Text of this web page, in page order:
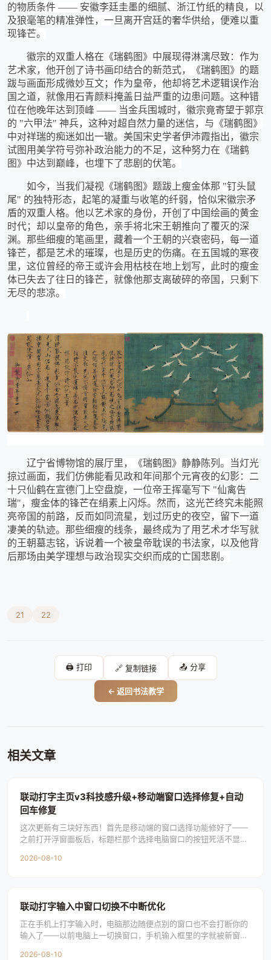
的物质条件 —— 安徽李廷圭墨的细腻、浙江竹纸的精良，以
及狼毫笔的精准弹性，一旦离开宫廷的奢华供给，便难以重
现锋芒。
徽宗的双重人格在《瑞鹤图》中展现得淋漓尽致：作为
艺术家，他开创了诗书画印结合的新范式，《瑞鹤图》的题
跋与画面形成微妙互文；作为皇帝，他却将艺术逻辑误作治
国之道，就像用石青颜料掩盖日益严重的边患问题。这种错
位在他晚年达到顶峰 —— 当金兵围城时，徽宗竟寄望于郭京
的 "六甲法" 神兵，这种对超自然力量的迷信，与《瑞鹤图》
中对祥瑞的痴迷如出一辙。美国宋史学者伊沛霞指出，徽宗
试图用美学符号弥补政治能力的不足，这种努力在《瑞鹤
图》中达到巅峰，也埋下了悲剧的伏笔。
如今，当我们凝视《瑞鹤图》题跋上瘦金体那 "钉头鼠
尾" 的独特形态，起笔的凝重与收笔的纤弱，恰似宋徽宗矛
盾的双重人格。他以艺术家的身份，开创了中国绘画的黄金
时代；却以皇帝的角色，亲手将北宋王朝推向了覆灭的深
渊。那些细瘦的笔画里，藏着一个王朝的兴衰密码，每一道
锋芒，都是艺术的璀璨，也是历史的伤痛。在五国城的寒夜
里，这位曾经的帝王或许会用枯枝在地上划写，此时的瘦金
体已失去了往日的锋芒，就像他那支离破碎的帝国，只剩下
无尽的悲凉。
辽宁省博物馆的展厅里，《瑞鹤图》静静陈列。当灯光
掠过画面，我们仿佛能看见政和年间那个元宵夜的幻影：二
十只仙鹤在宣德门上空盘旋，一位帝王挥毫写下 "仙禽告
瑞"，瘦金体的锋芒在绢素上闪烁。然而，这光芒终究未能照
亮帝国的前路，反而如同流星，划过历史的夜空，留下一道
凄美的轨迹。那些细瘦的线条，最终成为了用艺术才华写就
的王朝墓志铭，诉说着一个被皇帝耽误的书法家，以及他背
后那场由美学理想与政治现实交织而成的亡国悲剧。
21 22
🖨️ 打印 🔗 复制链接 📤 分享
← 返回书法教学
相关文章
联动打字主页v3科技感升级+移动端窗口选择修复+自动
回车修复
这次更新有三块好东西！首先是移动端的窗口选择功能修好了——
之前打开浮窗面板后，标题栏那个选择电脑窗口的按钮死活不显
2026-08-10
联动打字输入中窗口切换不中断优化
正在手机上打字输入时，电脑那边随便点别的窗口也不会打断你的
输入了——以前电脑上一切换窗口，手机输入框里的字就被新窗口
2026-08-10